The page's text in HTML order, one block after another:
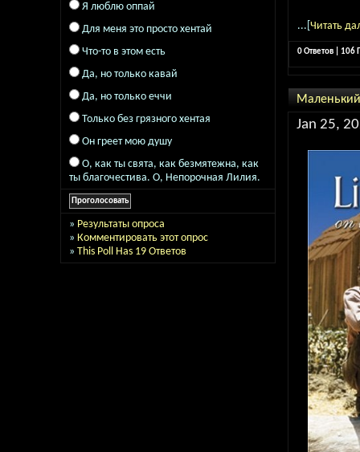
Я люблю оппай
Для меня это просто хентай
Что-то в этом есть
Да, но только кавай
Да, но только еччи
Только без грязного хентая
Он греет мою душу
О, как ты свята, как безмятежна, как
ты благочестива. О, Непорочная Лилия.
» Результаты опроса
» Комментировать этот опрос
» This Poll Has 19 Ответов
...[ Читать
0 Ответов | 106
Jan 25,